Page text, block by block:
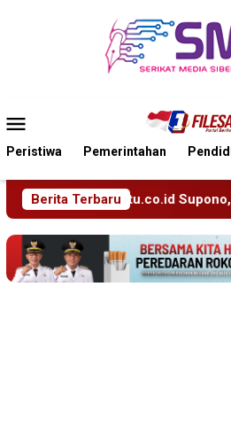
Mobile
Peristiwa Pemerintahan
Berita Terbaru
S.H. Menuju Tanah Suci,